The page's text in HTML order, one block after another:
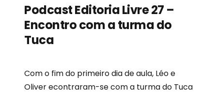
Podcast Editoria Livre 27 –
Encontro com a turma do
Tuca
Com o fim do primeiro dia de aula, Léo e
Oliver econtraram-se com a turma do Tuca